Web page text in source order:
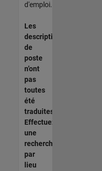
d'emploi.
Les
descriptions
de
poste
n’ont
pas
toutes
été
traduites.
Effectuez
une
recherche
par
lieu